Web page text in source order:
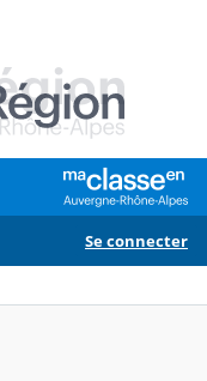
Se connecter